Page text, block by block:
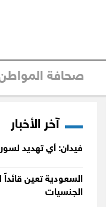
صحافة
آخر الأخبار
فيدان: أي تهديد
السعودية تعين قائداً
الجنسيات